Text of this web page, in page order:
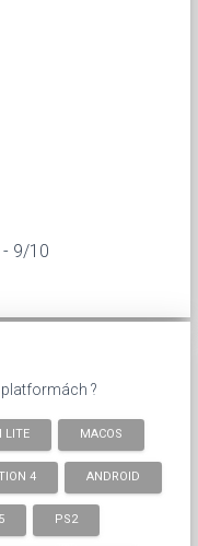
- 9/10
?
LITE MACOS
4 ANDROID
PS2